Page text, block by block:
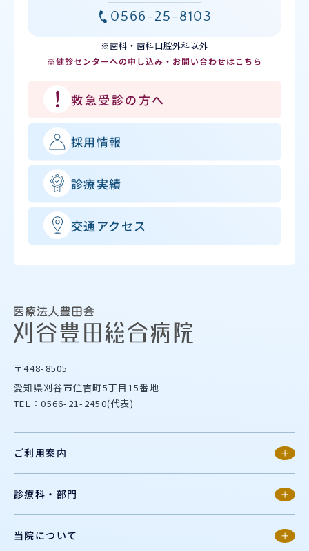
0566-25-8103
※歯科・歯科口腔外科以外
※健診センターへの申し込み・お問い合わせはこちら
救急受診の方へ
採用情報
診療実績
交通アクセス
〒448-8505
愛知県刈谷市住吉町5丁目15番地
TEL：0566-21-2450(代表)
ご利用案内
診療科・部門
当院について